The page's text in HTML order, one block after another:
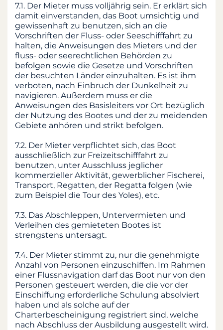
7.1. Der Mieter muss volljährig sein. Er erklärt sich
damit einverstanden, das Boot umsichtig und
gewissenhaft zu benutzen, sich an die
Vorschriften der Fluss- oder Seeschifffahrt zu
halten, die Anweisungen des Mieters und der
fluss- oder seerechtlichen Behörden zu
befolgen sowie die Gesetze und Vorschriften
der besuchten Länder einzuhalten. Es ist ihm
verboten, nach Einbruch der Dunkelheit zu
navigieren. Außerdem muss er die
Anweisungen des Basisleiters vor Ort bezüglich
der Nutzung des Bootes und der zu meidenden
Gebiete anhören und strikt befolgen.
7.2. Der Mieter verpflichtet sich, das Boot
ausschließlich zur Freizeitschifffahrt zu
benutzen, unter Ausschluss jeglicher
kommerzieller Aktivität, gewerblicher Fischerei,
Transport, Regatten, der Regatta folgen (wie
zum Beispiel die Tour des Yoles), etc.
7.3. Das Abschleppen, Untervermieten und
Verleihen des gemieteten Bootes ist
strengstens untersagt.
7.4. Der Mieter stimmt zu, nur die genehmigte
Anzahl von Personen einzuschiffen. Im Rahmen
einer Flussnavigation darf das Boot nur von den
Personen gesteuert werden, die die vor der
Einschiffung erforderliche Schulung absolviert
haben und als solche auf der
Charterbescheinigung registriert sind, welche
nach Abschluss der Ausbildung ausgestellt wird.